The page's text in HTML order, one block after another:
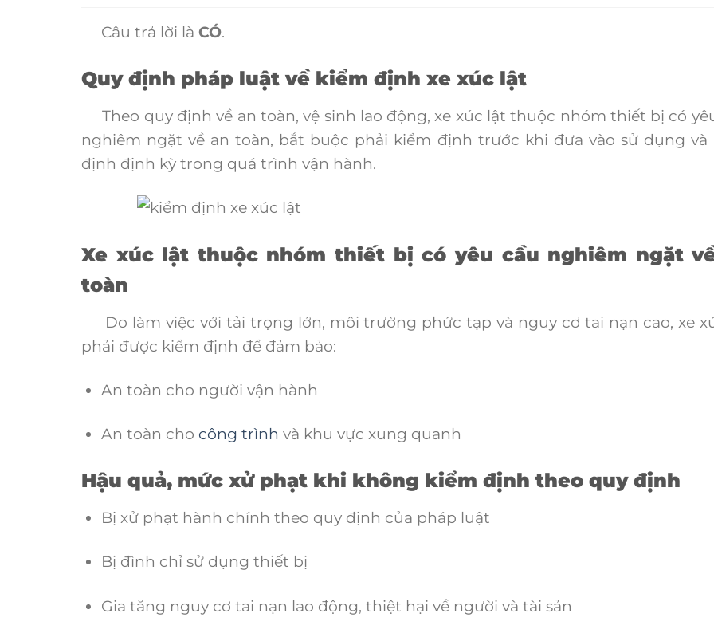
Câu trả lời là CÓ.
Quy định pháp luật về kiểm định xe xúc lật
Theo quy định về an toàn, vệ sinh lao động, xe xúc lật thuộc nhóm thiết bị có
nghiêm ngặt về an toàn, bắt buộc phải kiểm định trước khi đưa vào sử dụng và
định định kỳ trong quá trình vận hành.
Xe xúc lật thuộc nhóm thiết bị có yêu cầu nghiêm ngặt
toàn
Do làm việc với tải trọng lớn, môi trường phức tạp và nguy cơ tai nạn cao, xe
phải được kiểm định để đảm bảo:
An toàn cho người vận hành
An toàn cho công trình và khu vực xung quanh
Hậu quả, mức xử phạt khi không kiểm định theo quy định
Bị xử phạt hành chính theo quy định của pháp luật
Bị đình chỉ sử dụng thiết bị
Gia tăng nguy cơ tai nạn lao động, thiệt hại về người và tài sản